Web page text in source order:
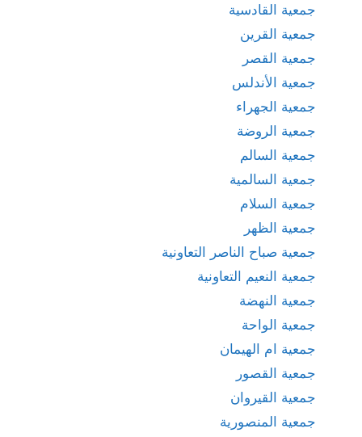
جمعية القادسية
جمعية القرين
جمعية القصر
جمعية الأندلس
جمعية الجهراء
جمعية الروضة
جمعية السالم
جمعية السالمية
جمعية السلام
جمعية الظهر
جمعية صباح الناصر التعاونية
جمعية النعيم التعاونية
جمعية النهضة
جمعية الواحة
جمعية ام الهيمان
جمعية القصور
جمعية القيروان
جمعية المنصورية